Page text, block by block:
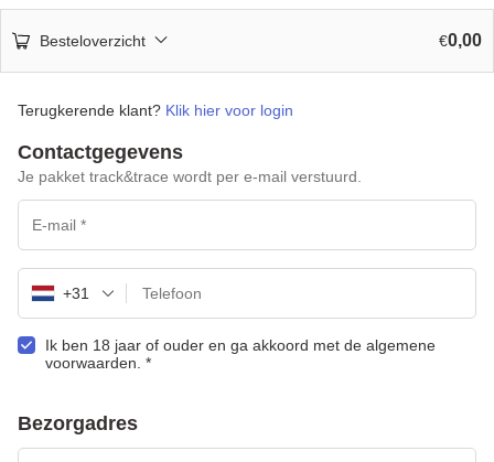
Besteloverzicht €0,00
Terugkerende klant? Klik hier voor login
Contactgegevens
Je pakket track&trace wordt per e-mail verstuurd.
+31
Ik ben 18 jaar of ouder en ga akkoord met de algemene
voorwaarden. *
Bezorgadres